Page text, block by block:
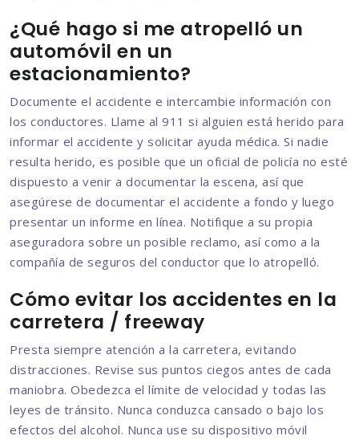
¿Qué hago si me atropelló un
automóvil en un
estacionamiento?
Documente el accidente e intercambie información con
los conductores. Llame al 911 si alguien está herido para
informar el accidente y solicitar ayuda médica. Si nadie
resulta herido, es posible que un oficial de policía no esté
dispuesto a venir a documentar la escena, así que
asegúrese de documentar el accidente a fondo y luego
presentar un informe en línea. Notifique a su propia
aseguradora sobre un posible reclamo, así como a la
compañía de seguros del conductor que lo atropelló.
Cómo evitar los accidentes en la
carretera / freeway
Presta siempre atención a la carretera, evitando
distracciones. Revise sus puntos ciegos antes de cada
maniobra. Obedezca el límite de velocidad y todas las
leyes de tránsito. Nunca conduzca cansado o bajo los
efectos del alcohol. Nunca use su dispositivo móvil